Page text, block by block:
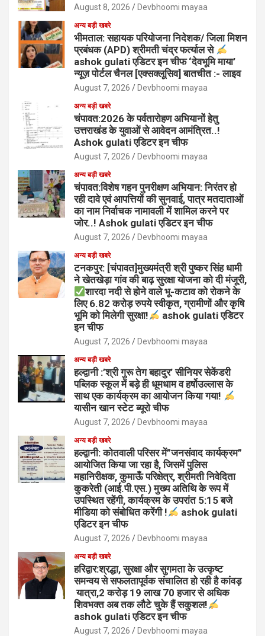
August 8, 2026 Devbhoomi mayaa
अन्य बड़ी खबरे
भीमताल: सहायक परियोजना निदेशक/ जिला मिशन
प्रबंधक (APD) श्रीमती चंद्र फर्त्याल से
ashok gulati एडिटर इन चीफ ‘देवभूमि माया’
न्यूज़ पोर्टल चैनल [एक्सक्लूसिव] बातचीत :- लाइव
August 7, 2026 Devbhoomi mayaa
अन्य बड़ी खबरे
चंपावत:2026 के पर्वतारोहण अभियानों हेतु
उत्तराखंड के युवाओं से आवेदन आमंत्रित..!
Ashok gulati एडिटर इन चीफ
August 7, 2026 Devbhoomi mayaa
अन्य बड़ी खबरे
चंपावत:विशेष गहन पुनरीक्षण अभियान: निरंतर हो
रही दावे एवं आपत्तियों की सुनवाई, पात्र मतदाताओं
का नाम निर्वाचक नामावली में शामिल करने पर
जोर..! Ashok gulati एडिटर इन चीफ
August 7, 2026 Devbhoomi mayaa
अन्य बड़ी खबरे
टनकपुर: [चंपावत]मुख्यमंत्री श्री पुष्कर सिंह धामी
ने खेतखेड़ा गांव की बाढ़ सुरक्षा योजना को दी मंजूरी,
शारदा नदी से होने वाले भू-कटाव को रोकने के
लिए 6.82 करोड़ रुपये स्वीकृत, ग्रामीणों और कृषि
भूमि को मिलेगी सुरक्षा!
ashok gulati एडिटर
इन चीफ
August 7, 2026 Devbhoomi mayaa
अन्य बड़ी खबरे
हल्द्वानी :’श्री गुरू तेग बहादुर’ सीनियर सेकेंडरी
पब्लिक स्कूल में बड़े ही धूमधाम व हर्षोउल्लास के
साथ एक कार्यक्रम का आयोजन किया गया!
यासीन खान स्टेट ब्यूरो चीफ
August 7, 2026 Devbhoomi mayaa
अन्य बड़ी खबरे
हल्द्वानी: कोतवाली परिसर में”जनसंवाद कार्यक्रम”
आयोजित किया जा रहा है, जिसमें पुलिस
महानिरीक्षक, कुमाऊँ परिक्षेत्र, श्रीमती निवेदिता
कुकरेती (आई.पी.एस.) मुख्य अतिथि के रूप में
उपस्थित रहेंगी, कार्यक्रम के उपरांत 5:15 बजे
मीडिया को संबोधित करेंगी !
ashok gulati
एडिटर इन चीफ
August 7, 2026 Devbhoomi mayaa
अन्य बड़ी खबरे
हरिद्वार:श्रद्धा, सुरक्षा और सुगमता के उत्कृष्ट
समन्वय से सफलतापूर्वक संचालित हो रही है कांवड़
यात्रा,2 करोड़ 19 लाख 70 हजार से अधिक
शिवभक्त अब तक लौटे चुके हैं सकुशल!
ashok gulati एडिटर इन चीफ
August 7, 2026 Devbhoomi mayaa